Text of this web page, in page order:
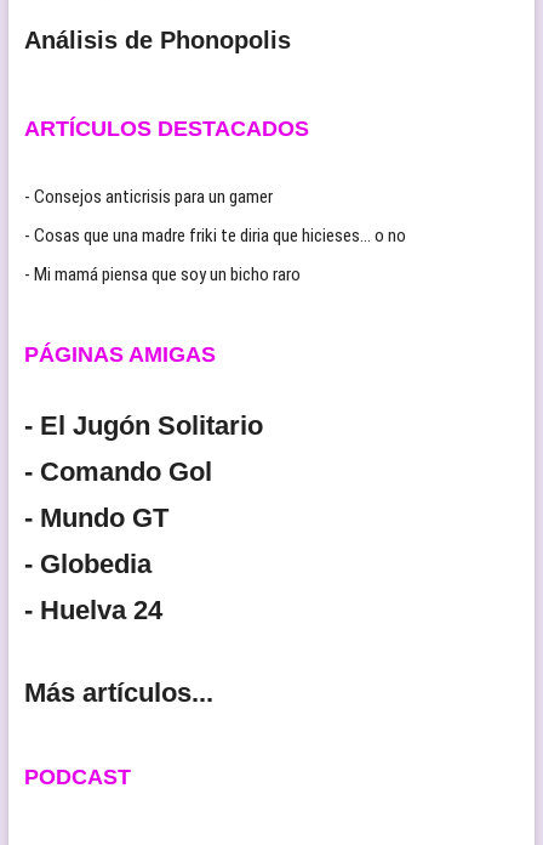
Análisis de Phonopolis
ARTÍCULOS DESTACADOS
- Consejos anticrisis para un gamer
- Cosas que una madre friki te diria que hicieses… o no
- Mi mamá piensa que soy un bicho raro
PÁGINAS AMIGAS
- El Jugón Solitario
- Comando Gol
- Mundo GT
- Globedia
- Huelva 24
Más artículos...
PODCAST